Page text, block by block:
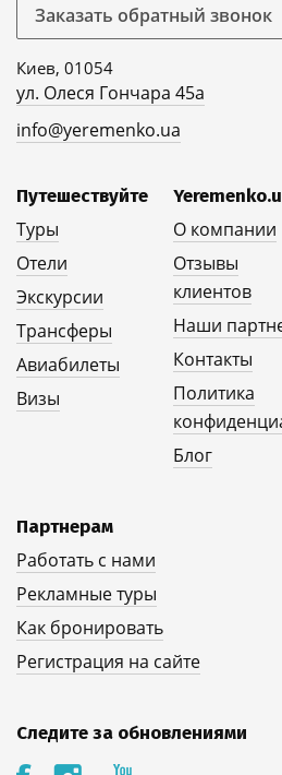
Заказать обратный звонок
Киев, 01054
ул. Олеся Гончара 45а
info@yeremenko.ua
Путешествуйте
Туры
Отели
Экскурсии
Трансферы
Авиабилеты
Визы
О компании
Отзывы
клиентов
Наши
Контакты
Политика
Блог
Партнерам
Работать с нами
Рекламные туры
Как бронировать
Регистрация на сайте
Следите за обновлениями